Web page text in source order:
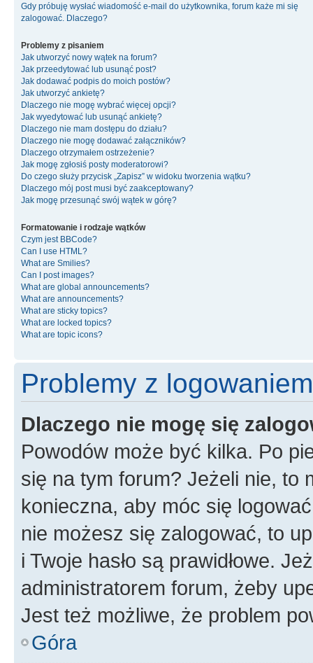
Gdy próbuję wysłać wiadomość e-mail do użytkownika, forum każe mi się
zalogować. Dlaczego?
Problemy z pisaniem
Jak utworzyć nowy wątek na forum?
Jak przeedytować lub usunąć post?
Jak dodawać podpis do moich postów?
Jak utworzyć ankietę?
Dlaczego nie mogę wybrać więcej opcji?
Jak wyedytować lub usunąć ankietę?
Dlaczego nie mam dostępu do działu?
Dlaczego nie mogę dodawać załączników?
Dlaczego otrzymałem ostrzeżenie?
Jak mogę zgłosiś posty moderatorowi?
Do czego służy przycisk „Zapisz” w widoku tworzenia wątku?
Dlaczego mój post musi być zaakceptowany?
Jak mogę przesunąć swój wątek w górę?
Formatowanie i rodzaje wątków
Czym jest BBCode?
Can I use HTML?
What are Smilies?
Can I post images?
What are global announcements?
What are announcements?
What are sticky topics?
What are locked topics?
What are topic icons?
Problemy z
Dlaczego nie mogę się
Powodów może być kilka. Po
się na tym forum? Jeżeli nie, to
konieczna, aby móc się
nie możesz się zalogować, to
i Twoje hasło są prawidłowe.
administratorem forum, żeby
Jest też możliwe, że problem
Góra